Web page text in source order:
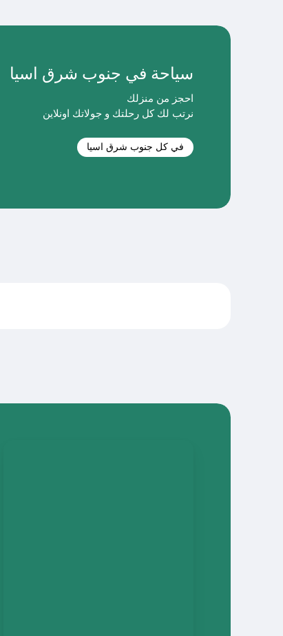
سياحة في جنوب شرق اسيا
احجز من منزلك
نرتب لك كل رحلتك و جولاتك اونلاين
في كل جنوب شرق اسيا